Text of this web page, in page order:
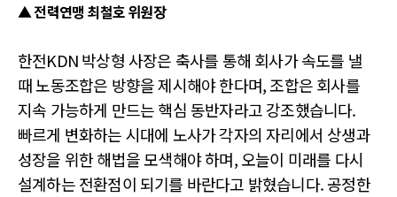
▲ 전력연맹 최철호 위원장
한전KDN 박상형 사장은 축사를 통해 회사가 속도를 낼
때 노동조합은 방향을 제시해야 한다며, 조합은 회사를
지속 가능하게 만드는 핵심 동반자라고 강조했습니다.
빠르게 변화하는 시대에 노사가 각자의 자리에서 상생과
성장을 위한 해법을 모색해야 하며, 오늘이 미래를 다시
설계하는 전환점이 되기를 바란다고 밝혔습니다. 공정한